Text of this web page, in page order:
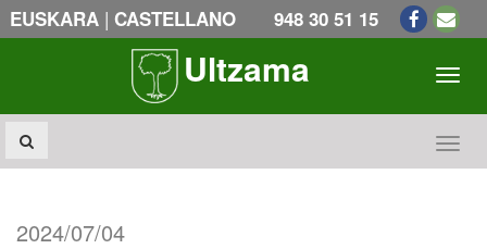
EUSKARA | CASTELLANO 948 30 51 15
Ultzama
2024/07/04